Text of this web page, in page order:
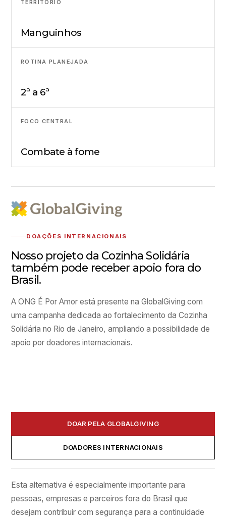
TERRITÓRIO
Manguinhos
ROTINA PLANEJADA
2ª a 6ª
FOCO CENTRAL
Combate à fome
DOAÇÕES INTERNACIONAIS
Nosso projeto da Cozinha Solidária
também pode receber apoio fora do
Brasil.
A ONG É Por Amor está presente na GlobalGiving com
uma campanha dedicada ao fortalecimento da Cozinha
Solidária no Rio de Janeiro, ampliando a possibilidade de
apoio por doadores internacionais.
DOAR PELA GLOBALGIVING
DOADORES INTERNACIONAIS
Esta alternativa é especialmente importante para
pessoas, empresas e parceiros fora do Brasil que
desejam contribuir com segurança para a continuidade